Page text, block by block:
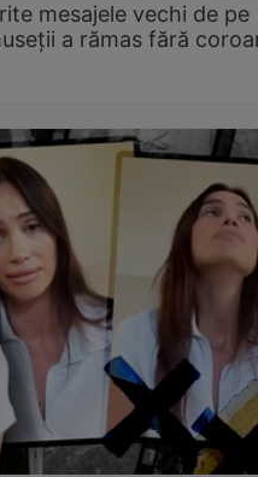
mesajele vechi de pe
a rămas fără